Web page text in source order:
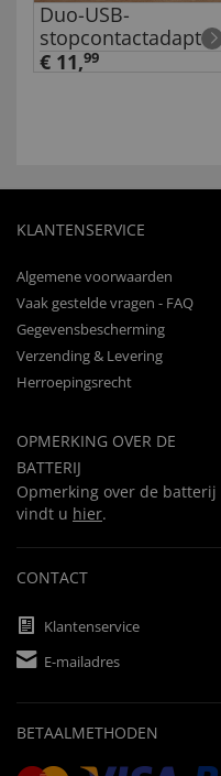
Duo-USB-
stopcontactadapter
€ 11,99
KLANTENSERVICE
Algemene voorwaarden
Vaak gestelde vragen - FAQ
Gegevensbescherming
Verzending & Levering
Herroepingsrecht
OPMERKING OVER DE
BATTERIJ
Opmerking over de batterij
vindt u hier.
CONTACT
Klantenservice
E-mailadres
BETAALMETHODEN